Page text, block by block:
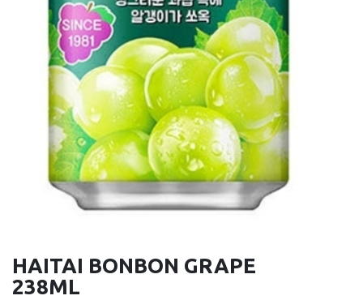
HAITAI BONBON GRAPE
238ML